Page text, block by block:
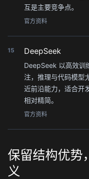
互是主要竞争点。
官方资料
15 DeepSeek
DeepSeek 以高效训
注，推理与代码模型
近前沿能力，适合开
相对精简。
官方资料
保留结构优势
义